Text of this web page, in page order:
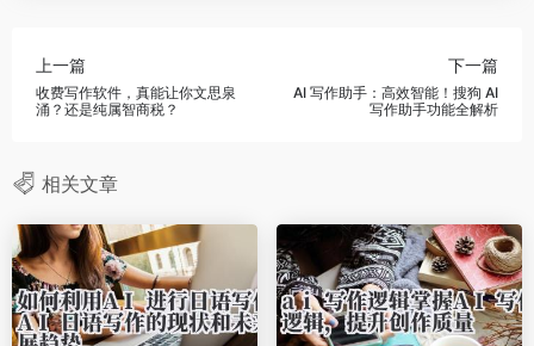
上一篇
收费写作软件，真能让你文思泉
涌？还是纯属智商税？
下一篇
AI 写作助手：高效智能！搜狗 AI
写作助手功能全解析
相关文章